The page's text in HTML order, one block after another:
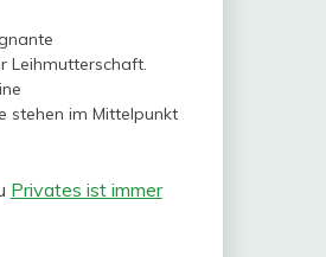
Leihmutterschaft.
stehen im Mittelpunkt
Privates ist immer